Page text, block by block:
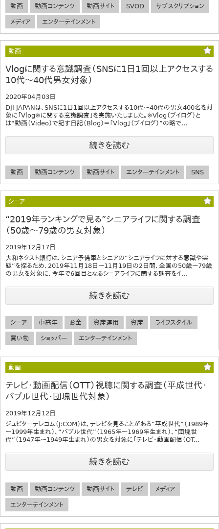
動画 動画コンテンツ 動画サイト SVOD サブスクリプション
メディア エンターテインメント
動画
Vlogに関する意識調査（SNSに1日1回以上アクセスする
10代～40代男女対象）
2020年04月03日
DJI JAPANは、SNSに1日1回以上アクセスする10代～40代の男女400名を対
象に「Vlog※に関する意識調査」を実施いたしました。※Vlog（ブイログ）と
は“動画（Video）で記す日記（Blog）＝「Vlog」（ブイログ）”の略で...
続きを読む
動画 動画コンテンツ 動画サイト エンターテインメント SNS
シニア
“2019年ランキングで見る”シニアライフに関する調査
（50歳～79歳の男女対象）
2019年12月17日
大和ネクスト銀行は、シニア予備軍とシニアの“シニアライフに対する意識や実
態”を探るため、2019年11月18日～11月19日の2日間、全国の50歳～79歳
の男女を対象に、今年で6回目となるシニアライフに関する調査をイ...
続きを読む
シニア 中高年 お金 資産運用 資産 ライフスタイル
買い物 ショッパー エンターテインメント
動画
テレビ・動画配信（OTT）視聴に関する調査（平成世代・
バブル世代・団塊世代対象）
2019年12月12日
ジュピターテレコム（J:COM）は、テレビを見ることがある“平成世代”（1989年
～1999年生まれ）、“バブル世代”（1965年～1969年生まれ）、“団塊世
代”（1947年～1949年生まれ）の男女を対象に「テレビ・動画配信（OT...
続きを読む
動画 動画コンテンツ 動画サイト テレビ メディア
エンターテインメント